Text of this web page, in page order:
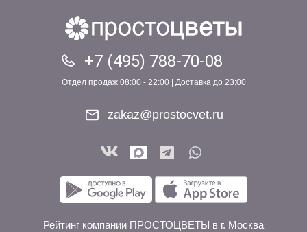
+7 (495) 788-70-08
Отдел продаж 08:00 - 22:00 | Доставка до 23:00
zakaz@prostocvet.ru
Рейтинг компании ПРОСТОЦВЕТЫ в г. Москва